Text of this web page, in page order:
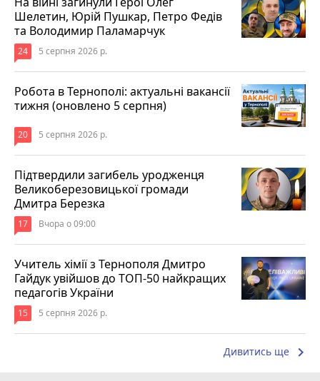
Шелетин, Юрій Пушкар, Петро Федів
та Володимир Паламарчук
24 5 серпня 2026 р.
Робота в Тернополі: актуальні вакансії
тижня (оновлено 5 серпня)
20 5 серпня 2026 р.
Підтвердили загибель уродженця
Великоберезовицької громади
Дмитра Березка
17 Вчора о 09:00
Учитель хімії з Тернополя Дмитро
Гайдук увійшов до ТОП-50 найкращих
педагогів України
15 5 серпня 2026 р.
Дивитись ще keyboard_arrow_right